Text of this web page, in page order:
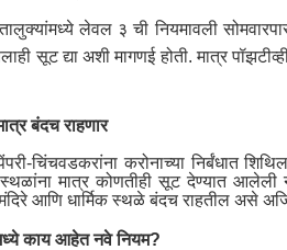
तालुक्यांमध्ये लेवल ३ ची नियमावली
सूट द्या अशी मागणई होती. मात्र
बंदच राहणार
चिंचवडकरांना करोनाच्या निर्बंधात
मात्र कोणतीही सूट देण्यात आलेली
आणि धार्मिक स्थळे बंदच राहतील असे
काय आहेत नवे नियम?